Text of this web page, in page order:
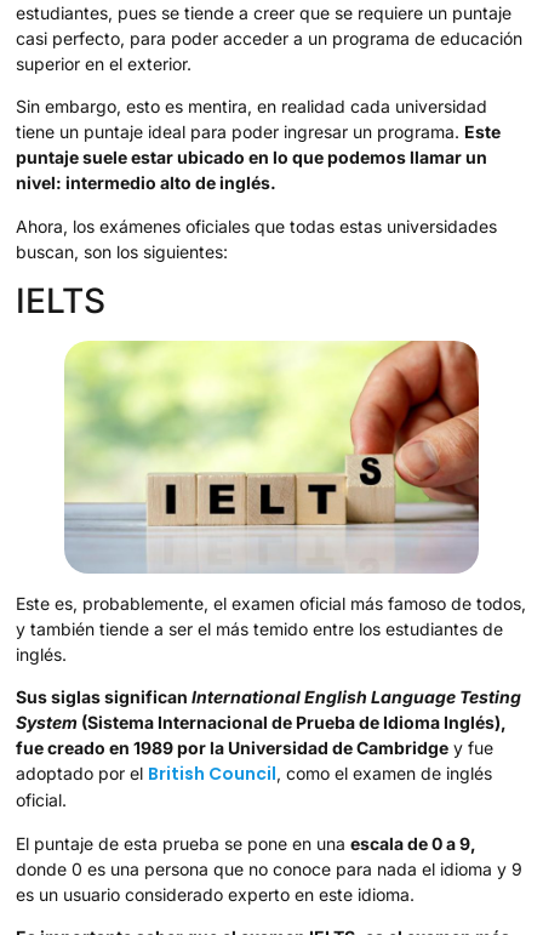
estudiantes, pues se tiende a creer que se requiere un puntaje
casi perfecto, para poder acceder a un programa de educación
superior en el exterior.
Sin embargo, esto es mentira, en realidad cada universidad
tiene un puntaje ideal para poder ingresar un programa. Este
puntaje suele estar ubicado en lo que podemos llamar un
nivel: intermedio alto de inglés.
Ahora, los exámenes oficiales que todas estas universidades
buscan, son los siguientes:
IELTS
Este es, probablemente, el examen oficial más famoso de todos,
y también tiende a ser el más temido entre los estudiantes de
inglés.
Sus siglas significanInternational English Language Testing
System (Sistema Internacional de Prueba de Idioma Inglés),
fue creado en 1989 por la Universidad de Cambridge y fue
adoptado por el British Council, como el examen de inglés
oficial.
El puntaje de esta prueba se pone en unaescala de 0 a 9,
donde 0 es una persona que no conoce para nada el idioma y 9
es un usuario considerado experto en este idioma.